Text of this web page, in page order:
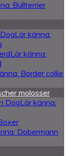
Bullterrier
Lär känna:
Lär känna:
Border collie
molosser
Lär känna:
Dobermann